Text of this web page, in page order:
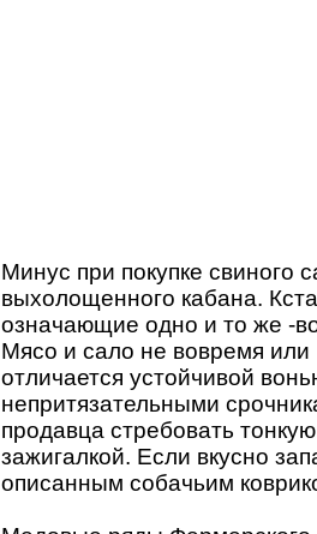
Минус при покупке свиного
выхолощенного кабана.
означающие одно и то же -
Мясо и сало не вовремя или
отличается устойчивой
непритязательными
продавца стребовать
зажигалкой. Если вкусно
описанным собачьим